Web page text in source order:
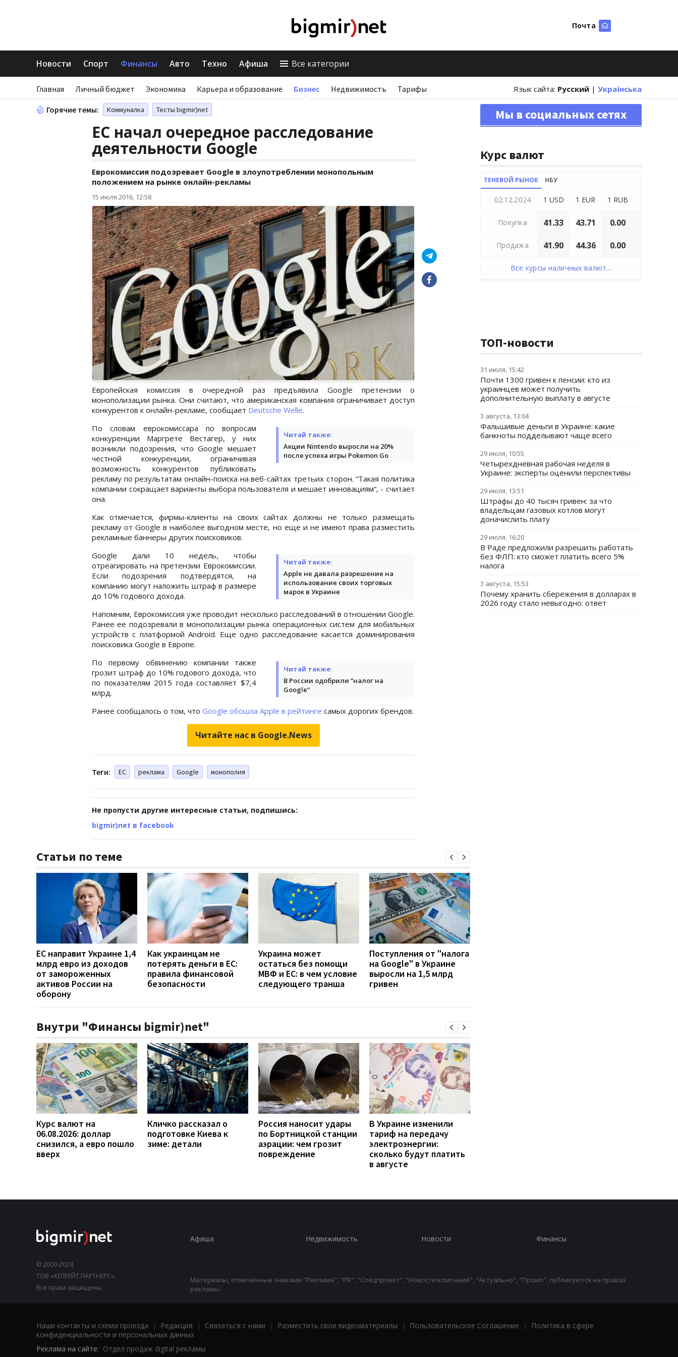
Почта
Новости Спорт Финансы Авто Техно Афиша Все категории
Главная Личный бюджет Экономика Карьера и образование Бизнес Недвижимость Тарифы Язык сайта: Русский | Українська
Горячие темы: Коммуналка Тесты bigmir)net
ЕС начал очередное расследование
деятельности Google
Еврокомиссия подозревает Google в злоупотреблении монопольным
положением на рынке онлайн-рекламы
15 июля 2016, 12:58
Европейская комиссия в очередной раз предъявила Google претензии о
монополизации рынка. Они считают, что американская компания ограничивает доступ
конкурентов к онлайн-рекламе, сообщает Deutsche Welle.
Читай также:
Акции Nintendo выросли на 20%
после успеха игры Pokemon Go
По словам еврокомиссара по вопросам
конкуренции Маргрете Вестагер, у них
возникли подозрения, что Google мешает
честной конкуренции, ограничивая
возможность конкурентов публиковать
рекламу по результатам онлайн-поиска на веб-сайтах третьих сторон. “Такая политика
компании сокращает варианты выбора пользователя и мешает инновациям“, - считает
она.
Как отмечается, фирмы-клиенты на своих сайтах должны не только размещать
рекламу от Google в наиболее выгодном месте, но еще и не имеют права разместить
рекламные баннеры других поисковиков.
Читай также:
Apple не давала разрешение на
использование своих торговых
марок в Украине
Google дали 10 недель, чтобы
отреагировать на претензии Еврокомиссии.
Если подозрения подтвердятся, на
компанию могут наложить штраф в размере
до 10% годового дохода.
Напомним, Еврокомиссия уже проводит несколько расследований в отношении Google.
Ранее ее подозревали в монополизации рынка операционных систем для мобильных
устройств с платформой Android. Еще одно расследование касается доминирования
поисковика Google в Европе.
Читай также:
В России одобрили “налог на
Google“
По первому обвинению компании также
грозит штраф до 10% годового дохода, что
по показателям 2015 года составляет $7,4
млрд.
Ранее сообщалось о том, что Google обошла Apple в рейтинге самых дорогих брендов.
Читайте нас в Google.News
Теги: ЕС реклама Google монополия
Не пропусти другие интересные статьи, подпишись:
bigmir)net в facebook
Статьи по теме
ЕС направит Украине 1,4
млрд евро из доходов
от замороженных
активов России на
оборону
Как украинцам не
потерять деньги в ЕС:
правила финансовой
безопасности
Украина может
остаться без помощи
МВФ и ЕС: в чем условие
следующего транша
Поступления от "налога
на Google" в Украине
выросли на 1,5 млрд
гривен
Внутри "Финансы bigmir)net"
Курс валют на
06.08.2026: доллар
снизился, а евро пошло
вверх
Кличко рассказал о
подготовке Киева к
зиме: детали
Россия наносит удары
по Бортницкой станции
аэрации: чем грозит
повреждение
В Украине изменили
тариф на передачу
электроэнергии:
сколько будут платить
в августе
Мы в социальных сетях
Курс валют
ТЕНЕВОЙ РЫНОК НБУ
02.12.2024 1 USD 1 EUR 1 RUB
Покупка 41.33 43.71 0.00
Продажа 41.90 44.36 0.00
Все курсы наличных валют...
ТОП-новости
31 июля, 15:42
Почти 1300 гривен к пенсии: кто из
украинцев может получить
дополнительную выплату в августе
3 августа, 13:04
Фальшивые деньги в Украине: какие
банкноты подделывают чаще всего
29 июля, 10:55
Четырехдневная рабочая неделя в
Украине: эксперты оценили перспективы
29 июля, 13:51
Штрафы до 40 тысяч гривен: за что
владельцам газовых котлов могут
доначислить плату
29 июля, 16:20
В Раде предложили разрешить работать
без ФЛП: кто сможет платить всего 5%
налога
3 августа, 15:53
Почему хранить сбережения в долларах в
2026 году стало невыгодно: ответ
© 2000-2024,
ТОВ «КЕПРЕЙТ ПАРТНЕРС».
Все права защищены.
Афиша Недвижимость Новости Финансы
Материалы, отмеченные знаками "Реклама", "PR", "Спецпроект", "Новости компаний", "Актуально", "Промо", публикуются на правах
рекламы.
Наши контакты и схема проезда | Редакция | Связаться с нами | Разместить свои видеоматериалы | Пользовательское Соглашение |
Политика в сфере
конфиденциальности и персональных данных
Реклама на сайте: Отдел продаж digital рекламы